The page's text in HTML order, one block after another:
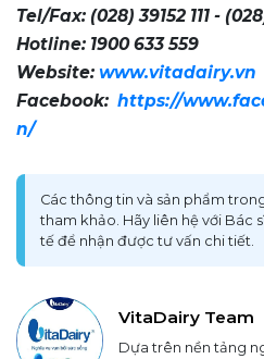
Tel/Fax: (028) 39152 111 -
Hotline: 1900 633 559
Website: www.vitadairy.vn
Facebook: https://
n/
Các thông tin và sản phẩm
tham khảo. Hãy liên hệ với Bác
tế để nhận được tư vấn chi tiết.
VitaDairy Team
Dựa trên nền tảng